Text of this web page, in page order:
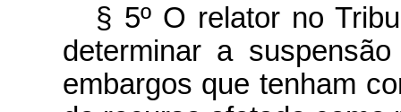
§ 5º O relator no
determinar a
embargos que tenham